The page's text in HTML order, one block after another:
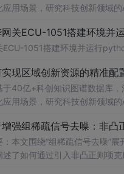
应用场景，研究科技创新领域
关ECU-1051搭建环境并
ECU-1051搭建环境并运行
现区域创新资源的精准配
于40亿+科创知识图谱数据库
应用场景，研究科技创新领域
强组稀疏信号去噪：非凸
：本文围绕“组稀疏信号去噪”
述了如何通过引入非凸正则项